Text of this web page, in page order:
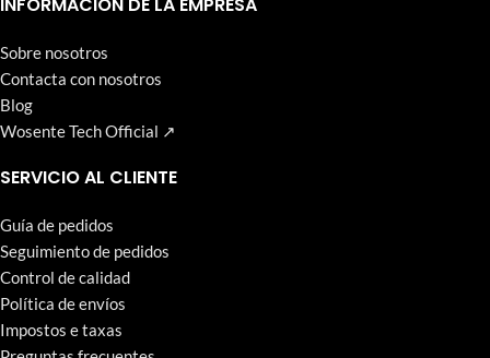
Sobre nosotros
Contacta con nosotros
Blog
Wosente Tech Official ↗
SERVICIO AL CLIENTE
Guía de pedidos
Seguimiento de pedidos
Control de calidad
Política de envíos
Impostos e taxas